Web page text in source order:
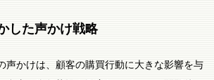
した声かけ戦略
声かけは、顧客の購買行動に大きな影響を与